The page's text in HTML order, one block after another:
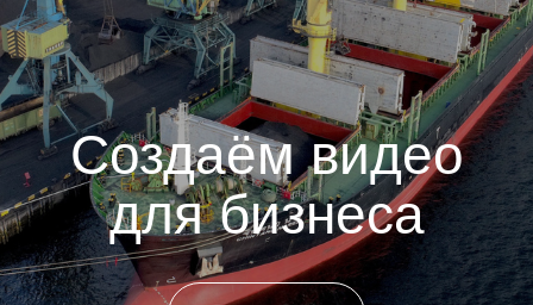
Создаём видео
для бизнеса